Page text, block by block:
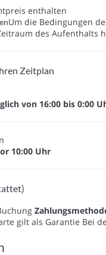
enthalten
Um die Bedingungen
des Aufenthalts
Zeitplan
von 16:00 bis 0:00
10:00 Uhr
gilt als Garantie Bei